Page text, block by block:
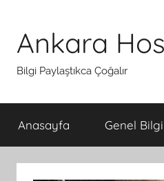
Ankara
Bilgi Paylaştıkca Çoğalır
Anasayfa Genel Bilgi